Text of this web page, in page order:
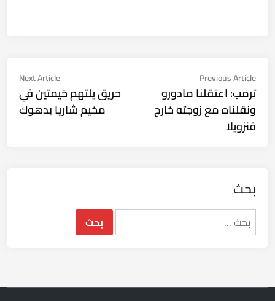
تصفّح
المقالات
Previous Article
article:
ترمب: اعتقلنا مادورو
ونقلناه مع زوجته خارج
فنزويلا
Next Article
Next
حريق يلتهم خيمتين في
مخيم شاريا بدهوك
بحث
البحث
عن: